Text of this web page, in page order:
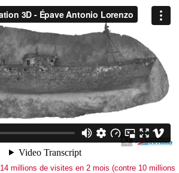
14 millions de visites en 2 mois (contre 10 millions